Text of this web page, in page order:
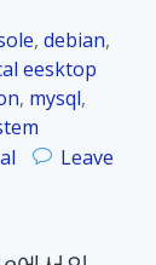
, debian,
eesktop
, mysql,
Leave